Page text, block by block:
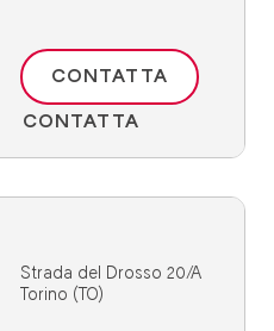
CONTATTA
CONTATTA
Strada del Drosso 20/A
Torino (TO)